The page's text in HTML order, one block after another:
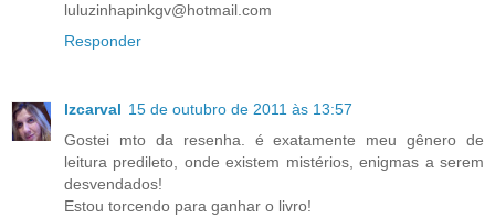
luluzinhapinkgv@hotmail.com
Responder
lzcarval 15 de outubro de 2011 às 13:57
Gostei mto da resenha. é exatamente meu gênero de
leitura predileto, onde existem mistérios, enigmas a serem
desvendados!
Estou torcendo para ganhar o livro!